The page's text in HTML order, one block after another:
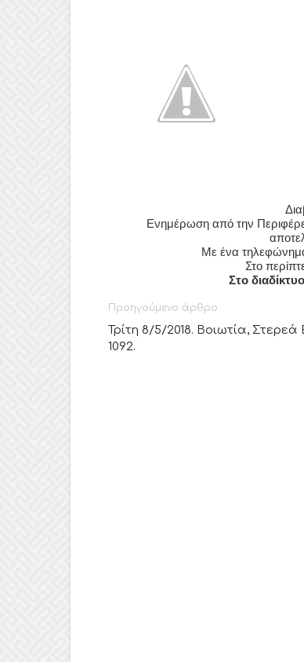
Ενημέρωση από την
Με ένα
Στο
Στο
Προηγούμενο άρθρο
Τρίτη 8/5/2018. Βοιωτία,
1092.